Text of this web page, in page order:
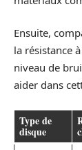
Ensuite,
la résistance
niveau de
aider dans
Type de
disque